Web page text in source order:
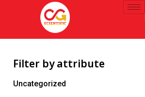
Filter by attribute
Uncategorized